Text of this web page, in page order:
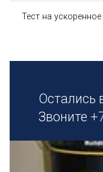
Тест на
Остались
Звоните